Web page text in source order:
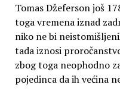
Tomas Džeferson još
toga vremena iznad
niko ne bi
tada iznosi
zbog toga neophodno
pojedinca da ih većina